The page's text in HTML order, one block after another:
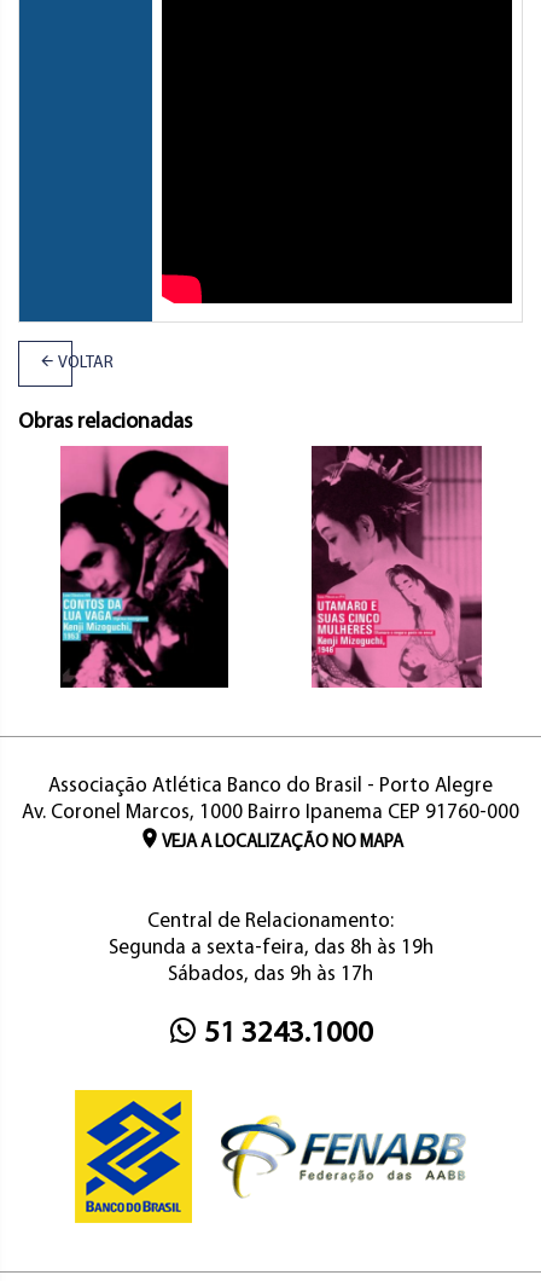
VOLTAR
Obras relacionadas
Associação Atlética Banco do Brasil - Porto Alegre
Av. Coronel Marcos, 1000 Bairro Ipanema CEP 91760-000
VEJA A LOCALIZAÇÃO NO MAPA
Central de Relacionamento:
Segunda a sexta-feira, das 8h às 19h
Sábados, das 9h às 17h
51 3243.1000